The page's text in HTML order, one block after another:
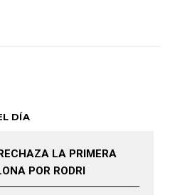
DÍA
LA PRIMERA
POR RODRI